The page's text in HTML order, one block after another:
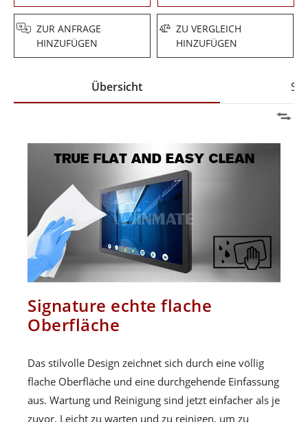
ZUR ANFRAGE
HINZUFÜGEN
ZU VERGLEICH
HINZUFÜGEN
Übersicht
Signature echte flache
Oberfläche
Das stilvolle Design zeichnet sich durch eine völlig
flache Oberfläche und eine durchgehende Einfassung
aus. Wartung und Reinigung sind jetzt einfacher als je
zuvor. Leicht zu warten und zu reinigen, um zu